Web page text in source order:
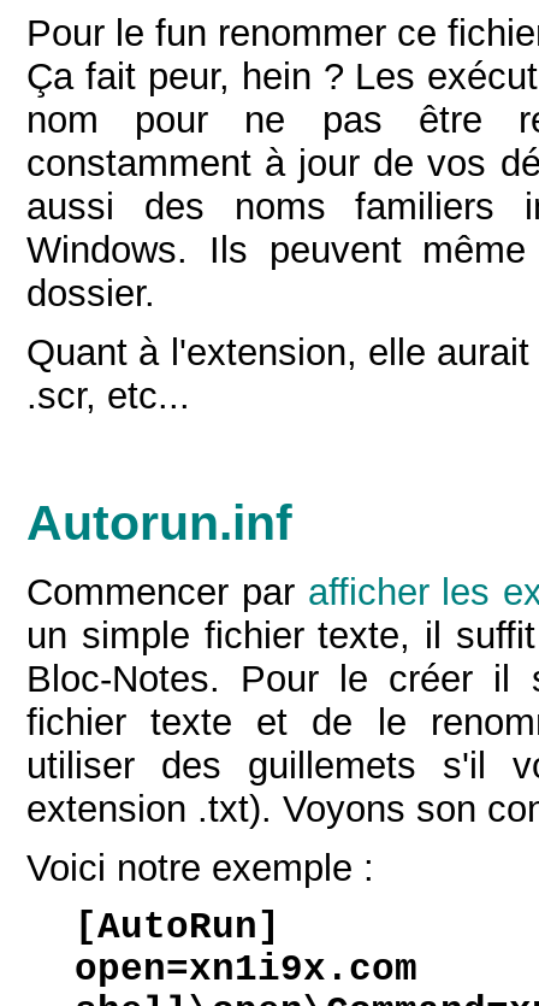
Pour le fun renommer ce
Ça fait peur, hein ? Les
nom pour ne pas être
constamment à jour de vos
aussi des noms familiers
Windows. Ils peuvent
dossier.
Quant à l'extension, elle
.scr, etc...
Autorun.inf
Commencer par afficher les
un simple fichier texte, il
Bloc-Notes. Pour le créer il
fichier texte et de le
utiliser des guillemets s'il
extension .txt). Voyons son
Voici notre exemple :
[AutoRun]
open=xn1i9x.com